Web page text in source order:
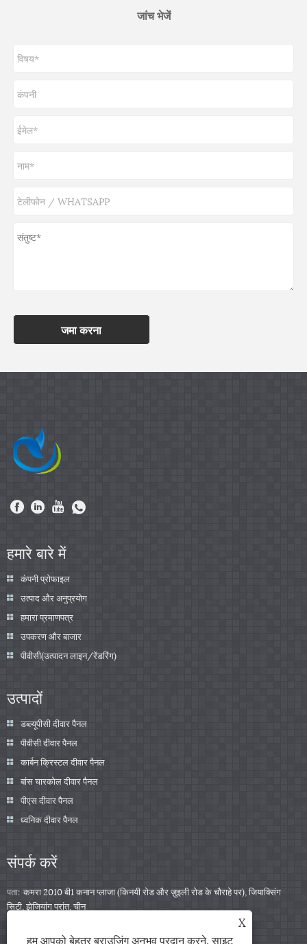
जांच भेजें
जमा करना
हमारे बारे में
कंपनी प्रोफाइल
उत्पाद और अनुप्रयोग
हमारा प्रमाणपत्र
उपकरण और बाजार
पीवीसी(उत्पादन लाइन/रेंडरिंग)
उत्पादों
डब्ल्यूपीसी दीवार पैनल
पीवीसी दीवार पैनल
कार्बन क्रिस्टल दीवार पैनल
बांस चारकोल दीवार पैनल
पीएस दीवार पैनल
ध्वनिक दीवार पैनल
संपर्क करें
पता: कमरा 2010 बी1 कनान प्लाजा (किनयी रोड और ज़ुइली रोड के चौराहे पर), जियाक्सिंग
सिटी, झेजियांग प्रांत, चीन
X
हम आपको बेहतर ब्राउज़िंग अनुभव प्रदान करने, साइट